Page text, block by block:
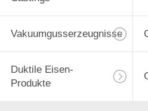
Vakuumgusserzeugnisse
Duktile Eisen-
Produkte